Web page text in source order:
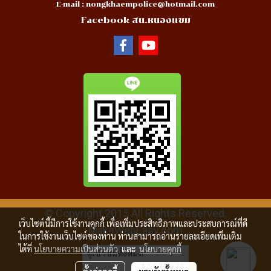
E-mail : nongkhaempolice@hotmail.com
Facebook สน.หนองแขม
© Copyright 2015 All Rights Reserved.
MakeWebEasy.com
ผู้เข้าชมทั้งหมด
12,023,678
เว็บไซต์นี้มีการใช้งานคุกกี้ เพื่อเพิ่มประสิทธิภาพและประสบการณ์ที่ดี
ในการใช้งานเว็บไซต์ของท่าน ท่านสามารถอ่านรายละเอียดเพิ่มเติม
ได้ที่นโยบายความเป็นส่วนตัวและนโยบายคุกกี้